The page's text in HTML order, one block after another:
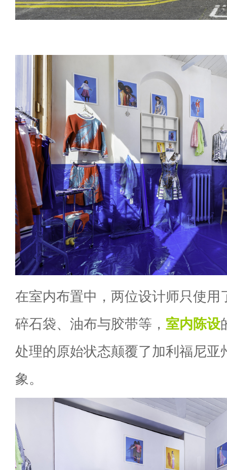
在室内布置中，两位设计师只使用
碎石袋、油布与胶带等， 室内陈设
处理的原始状态颠覆了加利福尼亚
象。